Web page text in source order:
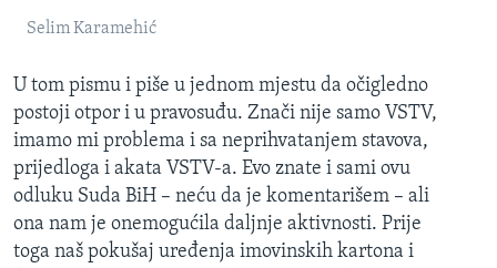
Selim Karamehić
U tom pismu i piše u jednom mjestu da očigledno
postoji otpor i u pravosuđu. Znači nije samo VSTV,
imamo mi problema i sa neprihvatanjem stavova,
prijedloga i akata VSTV-a. Evo znate i sami ovu
odluku Suda BiH – neću da je komentarišem – ali
ona nam je onemogućila daljnje aktivnosti. Prije
toga naš pokušaj uređenja imovinskih kartona i